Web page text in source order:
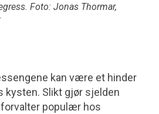
Foto: Jonas Thormar,
kan være et hinder
kysten. Slikt gjør sjelden
populær hos